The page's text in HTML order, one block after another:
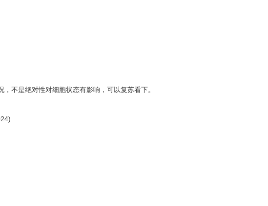
不是绝对性对细胞状态有影响，可以复苏看下。